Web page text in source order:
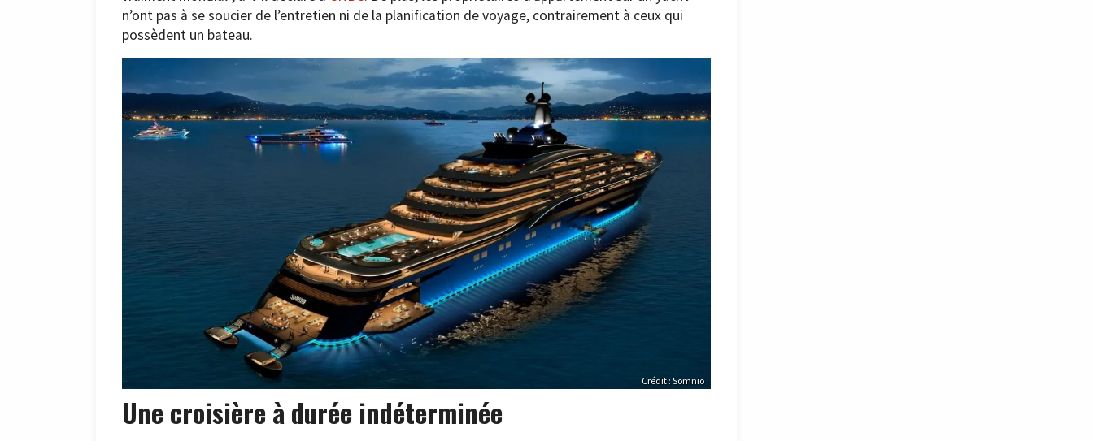
n’ont pas à se soucier de l’entretien ni de la planification de voyage, contrairement à ceux qui
possèdent un bateau.
Crédit : Somnio
Une croisière à durée indéterminée